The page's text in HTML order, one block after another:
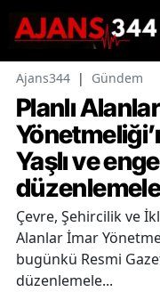
Ajans344 | Gündem
Planlı
Yaşlı ve
Çevre, Şehircilik ve
Alanlar İmar
bugünkü Resmi
düzenlemele...